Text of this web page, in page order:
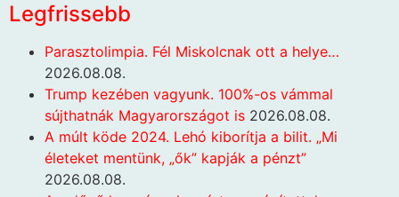
Legfrissebb
Parasztolimpia. Fél Miskolcnak ott a helye…
2026.08.08.
Trump kezében vagyunk. 100%-os vámmal
sújthatnák Magyarországot is 2026.08.08.
A múlt köde 2024. Lehó kiborítja a bilit. „Mi
életeket mentünk, „ők” kapják a pénzt”
2026.08.08.